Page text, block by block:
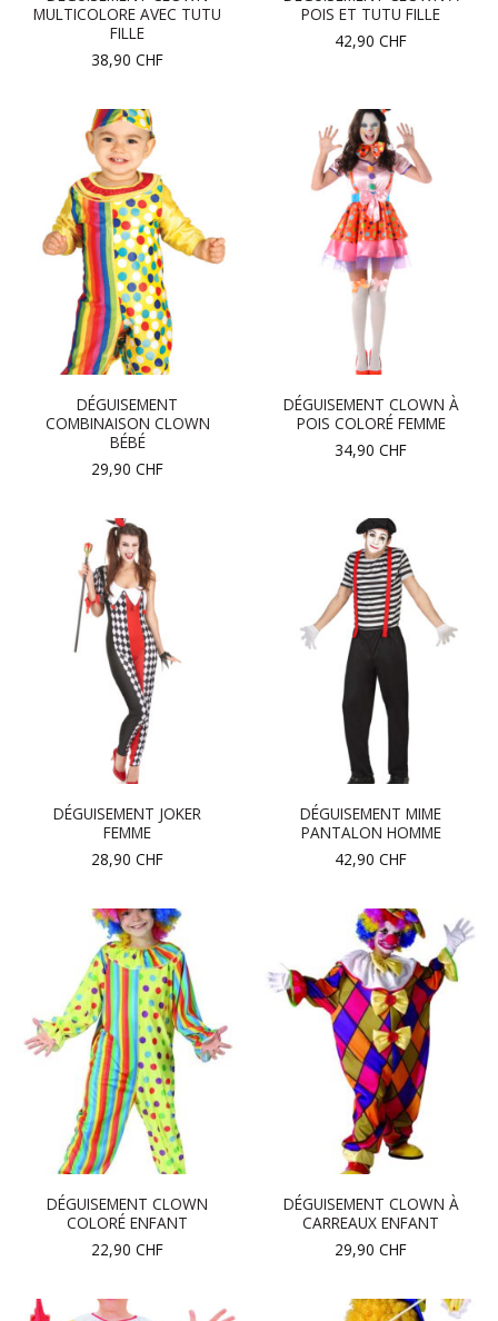
MULTICOLORE AVEC TUTU
FILLE
38,90 CHF
POIS ET TUTU FILLE
42,90 CHF
DÉGUISEMENT
COMBINAISON CLOWN
BÉBÉ
29,90 CHF
DÉGUISEMENT CLOWN À
POIS COLORÉ FEMME
34,90 CHF
DÉGUISEMENT JOKER
FEMME
28,90 CHF
DÉGUISEMENT MIME
PANTALON HOMME
42,90 CHF
DÉGUISEMENT CLOWN
COLORÉ ENFANT
22,90 CHF
DÉGUISEMENT CLOWN À
CARREAUX ENFANT
29,90 CHF